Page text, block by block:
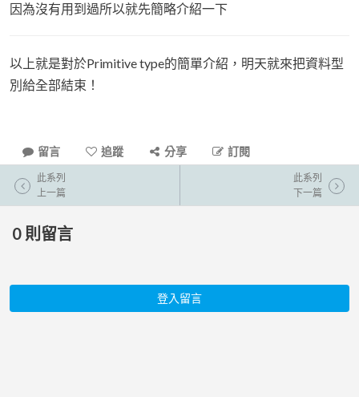
因為沒有用到過所以就先簡略介紹一下
以上就是對於Primitive type的簡單介紹，明天就來把資料型
別給全部結束！
留言 追蹤 分享 訂閱
此系列
上一篇
此系列
下一篇
0 則留言
登入留言